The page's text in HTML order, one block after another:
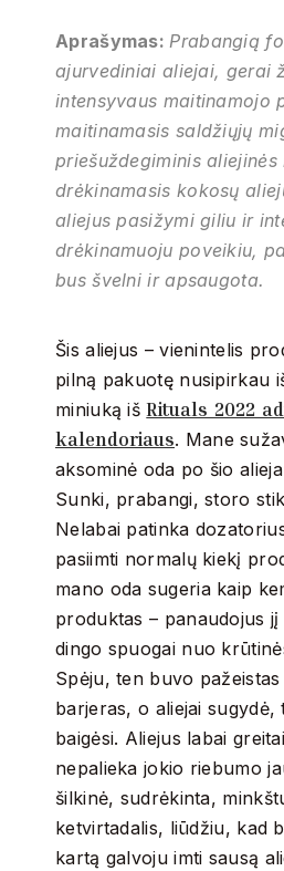
Aprašymas:Prabangią
ajurvediniai aliejai, gerai
intensyvaus maitinamojo
maitinamasis saldžiųjų
priešuždegiminis
drėkinamasis kokosų
aliejus pasižymi giliu ir
drėkinamuoju poveikiu,
bus švelni ir apsaugota.
Šis aliejus – vienintelis
pilną pakuotę nusipirkau
miniuką išRituals 2022
kalendoriaus. Mane
aksominė oda po šio
Sunki, prabangi, storo
Nelabai patinka
pasiimti normalų kiekį
mano oda sugeria kaip
produktas – panaudojus
dingo spuogai nuo
Spėju, ten buvo
barjeras, o aliejai sugydė,
baigėsi. Aliejus labai
nepalieka jokio riebumo
šilkinė, sudrėkinta,
ketvirtadalis, liūdžiu, kad
kartą galvoju imti sausą